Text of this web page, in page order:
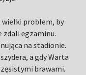
wielki problem, by
zdali egzaminu.
na stadionie.
a gdy Warta
brawami.